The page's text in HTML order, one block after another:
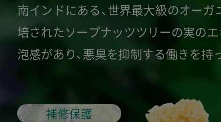
南インドにある、世界最大級のオー
培されたソープナッツツリーの実の
泡感があり、悪臭を抑制する働きを持
補修保護